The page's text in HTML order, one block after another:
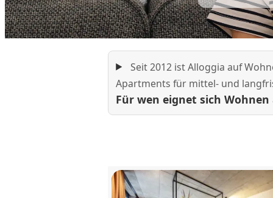
Seit 2012 ist Alloggia auf
Apartments für mittel- und
Für wen eignet sich Wohnen